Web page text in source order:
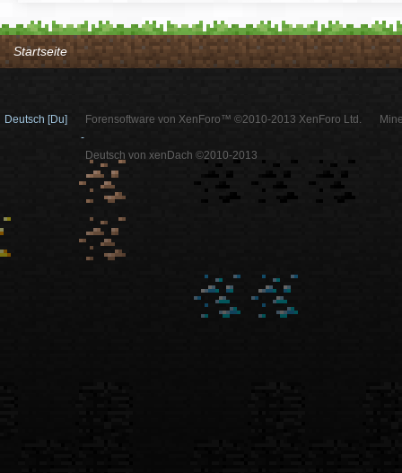
Startseite
Deutsch [Du]
Forensoftware von XenForo™ ©2010-2013 XenForo Ltd.
-
Deutsch von xenDach ©2010-2013